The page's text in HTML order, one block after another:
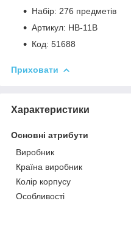
Набір: 276 предметів
Артикул: HB-11B
Код: 51688
Приховати
Характеристики
Основні атрибути
Виробник
Країна виробник
Колір корпусу
Особливості